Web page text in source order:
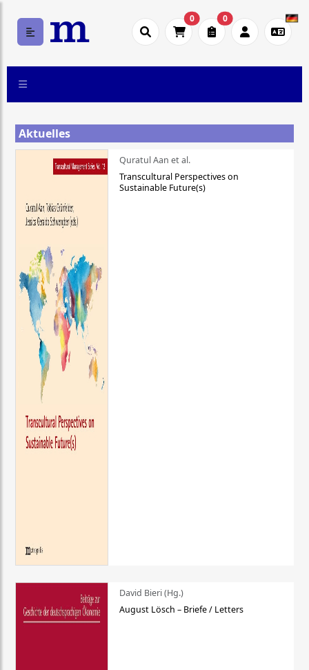
0 0
Aktuelles
Quratul Aan et al.
Transcultural Perspectives on
Sustainable Future(s)
David Bieri (Hg.)
August Lösch – Briefe / Letters